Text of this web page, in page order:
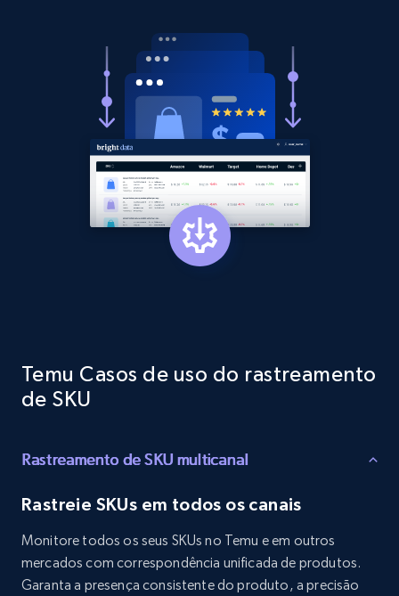
URL, Product id, Title, Product description,
Rating, Reviews count, Initial price, Discount,
and more.
1.3K+ 175+ Comece agora
Rating, Reviews count, Initial price, Discount,
and more.
Target - Discover products by category url
URL, Product id, Title, Product description,
Rating, Reviews count, Initial price, Discount,
Temu Casos de uso do rastreamento
de SKU
Rastreamento de SKU multicanal
Rastreie SKUs em todos os canais
Monitore todos os seus SKUs no Temu e em outros
mercados com correspondência unificada de produtos.
Garanta a presença consistente do produto, a precisão